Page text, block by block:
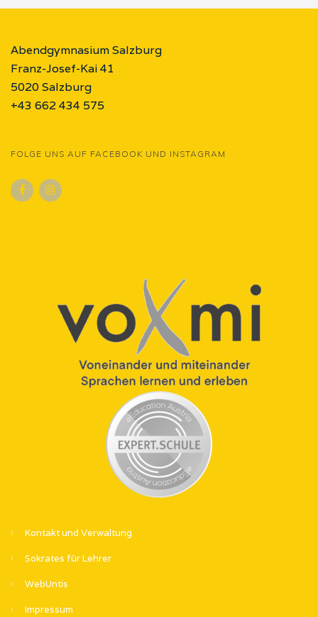
Abendgymnasium Salzburg
Franz-Josef-Kai 41
5020 Salzburg
+43 662 434 575
FOLGE UNS AUF FACEBOOK UND INSTAGRAM
Kontakt und Verwaltung
Sokrates für Lehrer
WebUntis
Impressum